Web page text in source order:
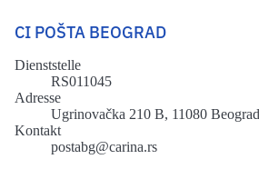
CI POŠTA BEOGRAD
Dienststelle
RS011045
Adresse
Ugrinovačka 210 B, 11080
Kontakt
postabg@carina.rs